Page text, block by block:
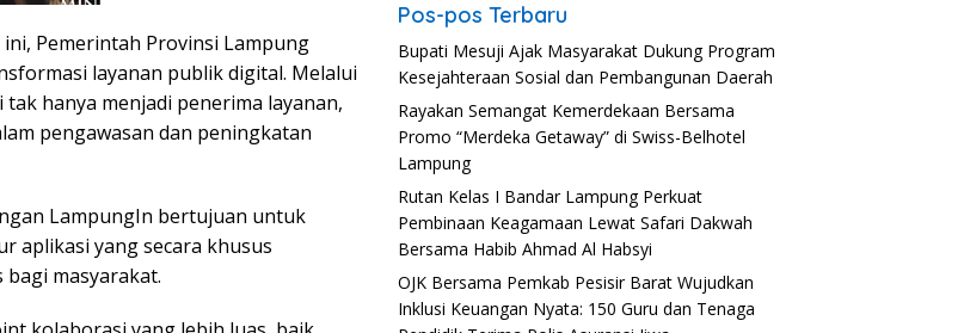
Pemerintah Provinsi Lampung
layanan publik digital. Melalui
hanya menjadi penerima layanan,
pengawasan dan peningkatan
LampungIn bertujuan untuk
aplikasi yang secara khusus
masyarakat.
Pos-pos Terbaru
Bupati Mesuji Ajak Masyarakat Dukung Program
Kesejahteraan Sosial dan Pembangunan Daerah
Rayakan Semangat Kemerdekaan Bersama
Promo “Merdeka Getaway” di Swiss-Belhotel
Lampung
Rutan Kelas I Bandar Lampung Perkuat
Pembinaan Keagamaan Lewat Safari Dakwah
Bersama Habib Ahmad Al Habsyi
OJK Bersama Pemkab Pesisir Barat Wujudkan
Inklusi Keuangan Nyata: 150 Guru dan Tenaga